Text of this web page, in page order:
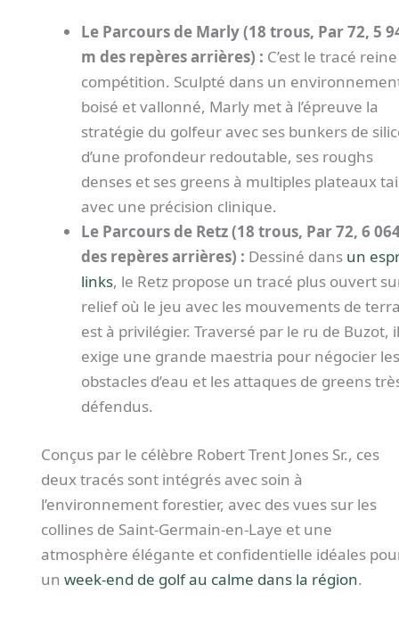
Le Parcours de Marly (18 trous, Par 72, 5
m des repères arrières) : C’est le tracé
compétition. Sculpté dans un
boisé et vallonné, Marly met à l’épreuve la
stratégie du golfeur avec ses bunkers de
d’une profondeur redoutable, ses roughs
denses et ses greens à multiples plateaux
avec une précision clinique.
Le Parcours de Retz (18 trous, Par 72, 6
des repères arrières) : Dessiné dans un
links, le Retz propose un tracé plus ouvert
relief où le jeu avec les mouvements de
est à privilégier. Traversé par le ru de Buzot, il
exige une grande maestria pour négocier les
obstacles d’eau et les attaques de greens
défendus.
Conçus par le célèbre Robert Trent Jones Sr., ces
deux tracés sont intégrés avec soin à
l’environnement forestier, avec des vues sur les
collines de Saint-Germain-en-Laye et une
atmosphère élégante et confidentielle idéales
un week-end de golf au calme dans la région.